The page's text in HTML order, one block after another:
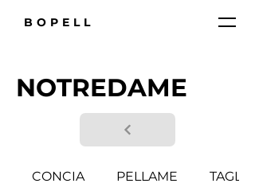
BOPELL
NOTREDAME
CONCIA PELLAME TAGLIA